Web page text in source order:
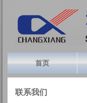
首页
联系我们